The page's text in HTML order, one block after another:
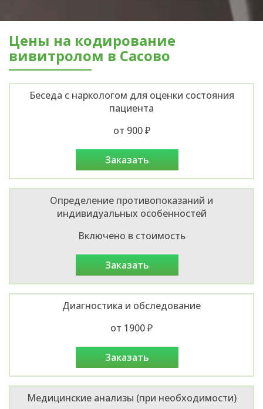
Цены на кодирование
вивитролом в Сасово
Беседа с наркологом для оценки состояния
пациента
от 900 ₽
заказать
Определение противопоказаний и
индивидуальных особенностей
Включено в стоимость
заказать
Диагностика и обследование
от 1900 ₽
заказать
Медицинские анализы (при необходимости)